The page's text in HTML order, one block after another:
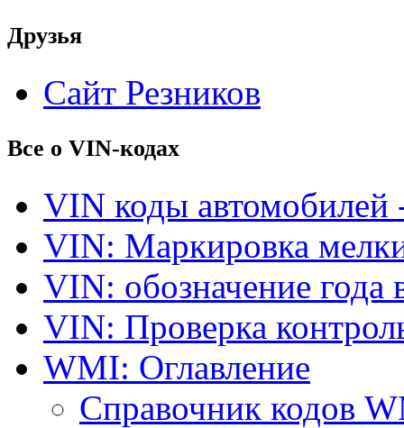
Друзья
Сайт Резников
Все о VIN-кодах
VIN коды автомобилей
VIN: Маркировка
VIN: обозначение года
VIN: Проверка
WMI: Оглавление
Справочник кодов